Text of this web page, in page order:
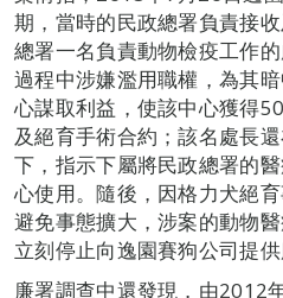
期，當時的民政總署負責接
總署一名負責動物檢疫工作
過程中涉嫌濫用職權，為其
心謀取利益，使該中心獲得
及絕育手術合約；該名處長
下，指示下屬將民政總署的
心使用。隨後，因格力犬絕
避免事態擴大，涉案的動物
立刻停止向逸園賽狗公司提供
廉署調查中還發現，由2012